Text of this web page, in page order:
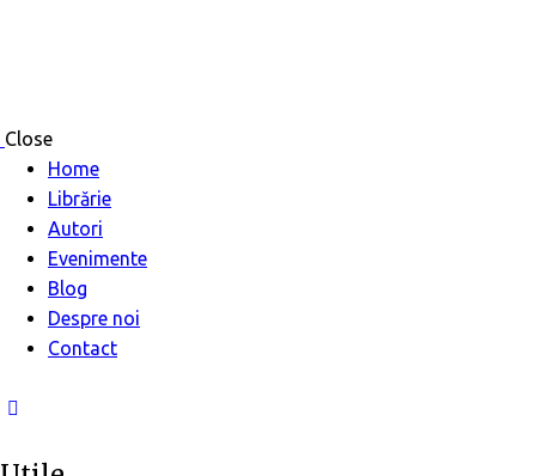
Close
Home
Librărie
Autori
Evenimente
Blog
Despre noi
Contact